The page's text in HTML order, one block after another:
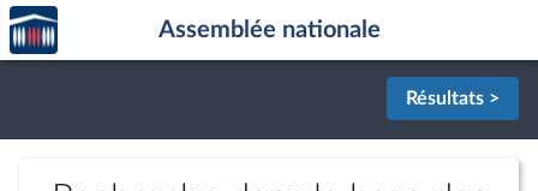
Aller au contenu
Aller en bas de la page
Accèder
à la
page
Assemblée nationale
Résultats >